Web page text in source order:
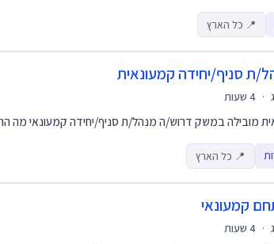
📍 כל הארץ
ת סניף/יחידה קמעונאית
·
מובילה במשק דרוש/ה מנהל/ת סניף/יחידה קמעונאי מה
📍 כל הארץ
קמעונאי
·